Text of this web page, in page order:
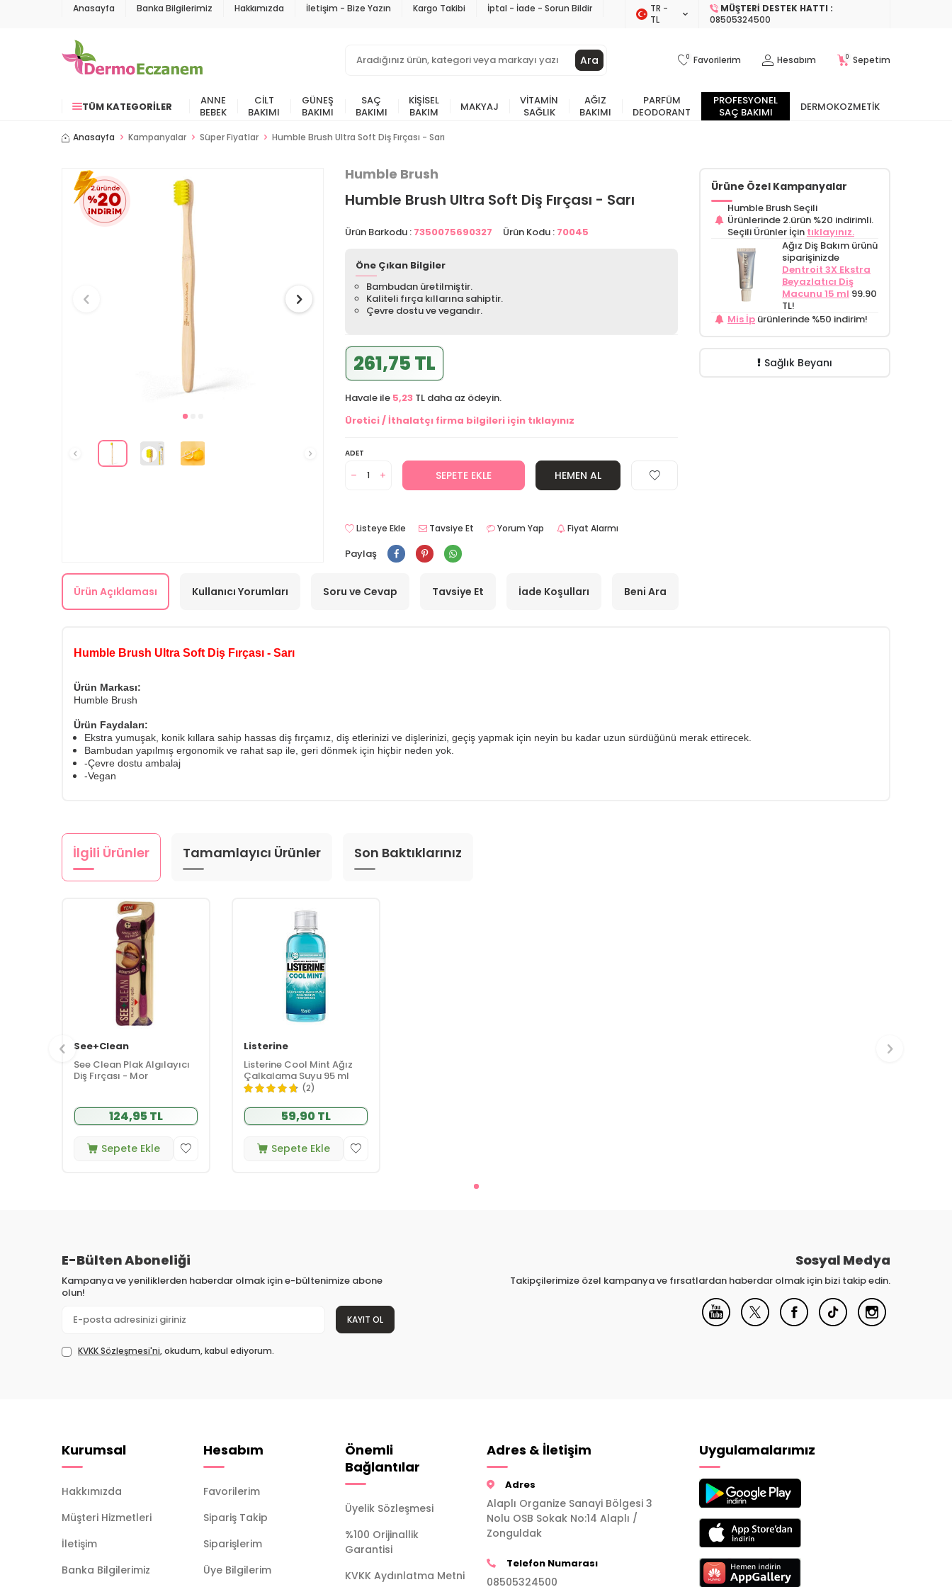
Anasayfa Banka Bilgilerimiz Hakkımızda İletişim - Bize Yazın Kargo Takibi İptal - İade - Sorun Bildir
TR −
TL
MÜŞTERI DESTEK HATTI :
08505324500
Ara 0 Favorilerim Hesabım 0 Sepetim
TÜM KATEGORILER
ANNE
BEBEK
CILT
BAKIMI
GÜNEŞ
BAKIMI
SAÇ
BAKIMI
KIŞISEL
BAKIM
MAKYAJ
VITAMIN
SAĞLIK
AĞIZ
BAKIMI
PARFÜM
DEODORANT
PROFESYONEL
SAÇ BAKIMI
DERMOKOZMETIK
Anasayfa Kampanyalar Süper Fiyatlar Humble Brush Ultra Soft Diş Fırçası - Sarı
Humble Brush
Humble Brush Ultra Soft Diş Fırçası - Sarı
Ürün Barkodu : 7350075690327 Ürün Kodu : 70045
Öne Çıkan Bilgiler
Bambudan üretilmiştir.
Kaliteli fırça kıllarına sahiptir.
Çevre dostu ve vegandır.
261,75 TL
Havale ile 5,23 TL daha az ödeyin.
Üretici / İthalatçı firma bilgileri için tıklayınız
ADET
SEPETE EKLE HEMEN AL
Listeye Ekle Tavsiye Et Yorum Yap Fiyat Alarmı
Paylaş
Ürüne Özel Kampanyalar
Humble Brush Seçili
Ürünlerinde 2.ürün %20 indirimli.
Seçili Ürünler İçin tıklayınız.
Ağız Diş Bakım ürünü
siparişinizde
Dentroit 3X Ekstra
Beyazlatıcı Diş
Macunu 15 ml 99.90
TL!
Mis İp ürünlerinde %50 indirim!
Sağlık Beyanı
Ürün Açıklaması Kullanıcı Yorumları Soru ve Cevap Tavsiye Et İade Koşulları Beni Ara
Humble Brush Ultra Soft Diş Fırçası - Sarı
Ürün Markası:
Humble Brush
Ürün Faydaları:
Ekstra yumuşak, konik kıllara sahip hassas diş fırçamız, diş etlerinizi ve dişlerinizi, geçiş yapmak için neyin bu kadar uzun sürdüğünü merak ettirecek.
Bambudan yapılmış ergonomik ve rahat sap ile, geri dönmek için hiçbir neden yok.
-Çevre dostu ambalaj
-Vegan
İlgili Ürünler Tamamlayıcı Ürünler Son Baktıklarınız
See+Clean
See Clean Plak Algılayıcı
Diş Fırçası - Mor
124,95 TL
Sepete Ekle
Listerine
Listerine Cool Mint Ağız
Çalkalama Suyu 95 ml
(2)
59,90 TL
Sepete Ekle
E-Bülten Aboneliği
Kampanya ve yeniliklerden haberdar olmak için e-bültenimize abone
olun!
KAYIT OL
KVKK Sözleşmesi'ni, okudum, kabul ediyorum.
Sosyal Medya
Takipçilerimize özel kampanya ve fırsatlardan haberdar olmak için bizi takip edin.
Kurumsal
Hakkımızda
Müşteri Hizmetleri
İletişim
Banka Bilgilerimiz
Hesabım
Favorilerim
Sipariş Takip
Siparişlerim
Üye Bilgilerim
Önemli
Bağlantılar
Üyelik Sözleşmesi
%100 Orijinallik
Garantisi
KVKK Aydınlatma Metni
Adres & İletişim
Adres
Alaplı Organize Sanayi Bölgesi 3
Nolu OSB Sokak No:14 Alaplı /
Zonguldak
Telefon Numarası
08505324500
Uygulamalarımız